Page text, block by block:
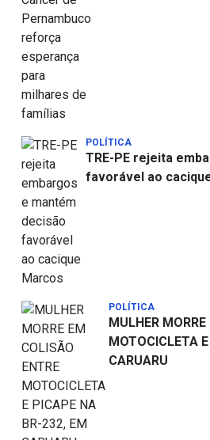
POLÍTICA
TRE-PE rejeita
favorável ao
POLÍTICA
MULHER
MOTOCICLETA
CARUARU